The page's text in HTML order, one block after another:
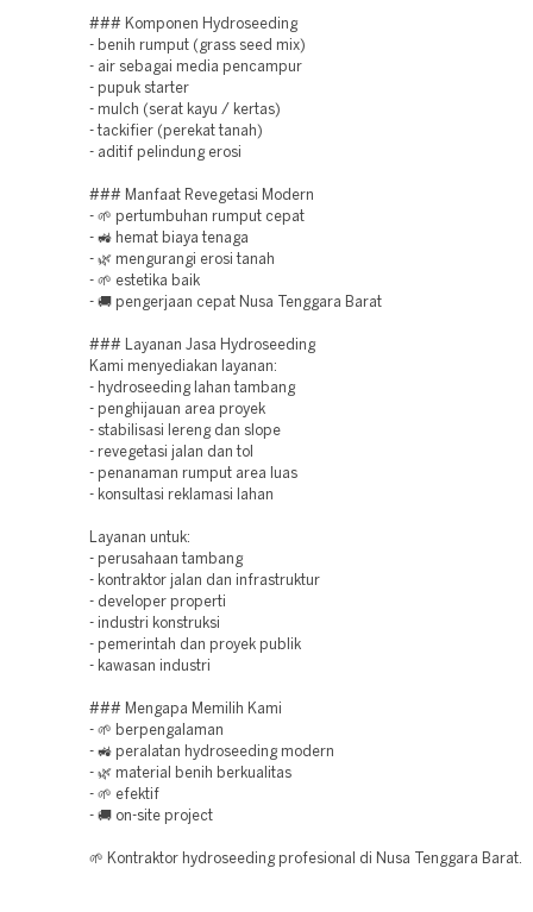
### Komponen Hydroseeding
- benih rumput (grass seed mix)
- air sebagai media pencampur
- pupuk starter
- mulch (serat kayu / kertas)
- tackifier (perekat tanah)
- aditif pelindung erosi
### Manfaat Revegetasi Modern
- 🌱 pertumbuhan rumput cepat
- 🚜 hemat biaya tenaga
- 🌿 mengurangi erosi tanah
- 🌱 estetika baik
- 🚚 pengerjaan cepat Nusa Tenggara Barat
### Layanan Jasa Hydroseeding
Kami menyediakan layanan:
- hydroseeding lahan tambang
- penghijauan area proyek
- stabilisasi lereng dan slope
- revegetasi jalan dan tol
- penanaman rumput area luas
- konsultasi reklamasi lahan
Layanan untuk:
- perusahaan tambang
- kontraktor jalan dan infrastruktur
- developer properti
- industri konstruksi
- pemerintah dan proyek publik
- kawasan industri
### Mengapa Memilih Kami
- 🌱 berpengalaman
- 🚜 peralatan hydroseeding modern
- 🌿 material benih berkualitas
- 🌱 efektif
- 🚚 on-site project
🌱 Kontraktor hydroseeding profesional di Nusa Tenggara Barat.